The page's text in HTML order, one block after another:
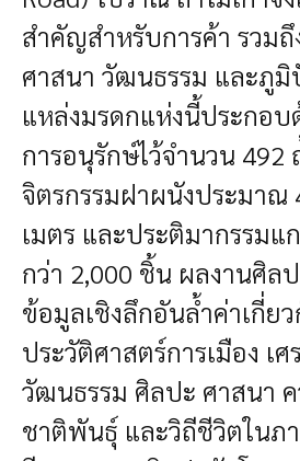
สำคัญสำหรับการค้า รวม
ศาสนา วัฒนธรรม และภู
แหล่งมรดกแห่งนี้ประกอบ
การอนุรักษ์ไว้จำนวน 492
จิตรกรรมฝาผนังประมาณ
เมตร และประติมากรรม
กว่า 2,000 ชิ้น ผลงานศิล
ข้อมูลเชิงลึกอันล้ำค่าเกี่ย
ประวัติศาสตร์การเมือง เศ
วัฒนธรรม ศิลปะ ศาสนา
ชาติพันธุ์ และวิถีชีวิตในภ